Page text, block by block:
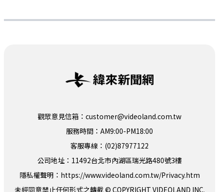
觀眾意見信箱：customer@videoland.com.tw
服務時間：AM9:00-PM18:00
客服專線：(02)87977122
公司地址：11492台北市內湖區瑞光路480號3樓
隱私權聲明： https://www.videoland.com.tw/Privacy.htm
未經同意禁止任何形式之轉載 © COPYRIGHT VIDEOLAND INC.